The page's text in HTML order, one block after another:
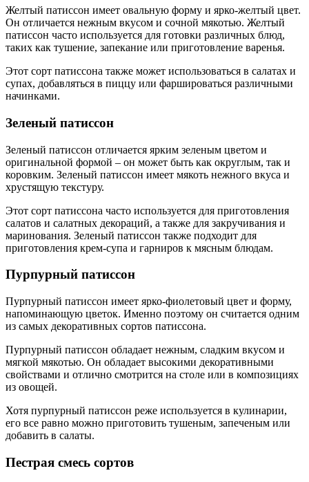
Желтый патиссон имеет овальную форму и ярко-желтый цвет.
Он отличается нежным вкусом и сочной мякотью. Желтый
патиссон часто используется для готовки различных блюд,
таких как тушение, запекание или приготовление варенья.
Этот сорт патиссона также может использоваться в салатах и
супах, добавляться в пиццу или фаршироваться различными
начинками.
Зеленый патиссон
Зеленый патиссон отличается ярким зеленым цветом и
оригинальной формой – он может быть как округлым, так и
коровким. Зеленый патиссон имеет мякоть нежного вкуса и
хрустящую текстуру.
Этот сорт патиссона часто используется для приготовления
салатов и салатных декораций, а также для закручивания и
маринования. Зеленый патиссон также подходит для
приготовления крем-супа и гарниров к мясным блюдам.
Пурпурный патиссон
Пурпурный патиссон имеет ярко-фиолетовый цвет и форму,
напоминающую цветок. Именно поэтому он считается одним
из самых декоративных сортов патиссона.
Пурпурный патиссон обладает нежным, сладким вкусом и
мягкой мякотью. Он обладает высокими декоративными
свойствами и отлично смотрится на столе или в композициях
из овощей.
Хотя пурпурный патиссон реже используется в кулинарии,
его все равно можно приготовить тушеным, запеченым или
добавить в салаты.
Пестрая смесь сортов